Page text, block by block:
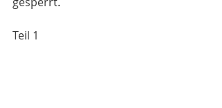
Teil 1